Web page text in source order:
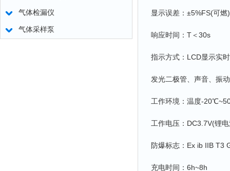
气体检漏仪
气体采样泵
显示误差：±5%FS(可
响应时间：T＜30s
指示方式：LCD显示实
发光二极管、声音、振
工作环境：温度-
工作电压：DC3.7V(锂
防爆标志：Ex ib IIB T3
充电时间：6h~8h